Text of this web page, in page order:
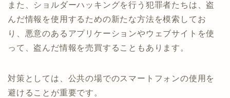
また、ショルダーハッキングを行う犯罪者たちは、盗
んだ情報を使用するための新たな方法を模索してお
り、悪意のあるアプリケーションやウェブサイトを使
って、盗んだ情報を売買することもあります。
対策としては、公共の場でのスマートフォンの使用を
避けることが重要です。